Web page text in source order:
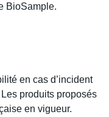
BioSample.
en cas d’incident
produits proposés
en vigueur.